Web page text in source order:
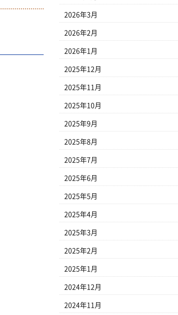
2026年3月
2026年2月
2026年1月
2025年12月
2025年11月
2025年10月
2025年9月
2025年8月
2025年7月
2025年6月
2025年5月
2025年4月
2025年3月
2025年2月
2025年1月
2024年12月
2024年11月